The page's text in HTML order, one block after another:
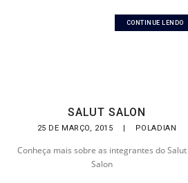
CONTINUE LENDO
SALUT SALON
25 DE MARÇO, 2015 | POLADIAN
Conheça mais sobre as integrantes do Salut
Salon